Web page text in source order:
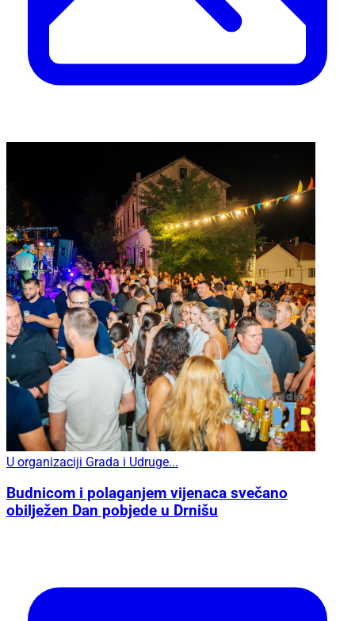
U organizaciji Grada i Udruge...
Budnicom i polaganjem vijenaca svečano
obilježen Dan pobjede u Drnišu